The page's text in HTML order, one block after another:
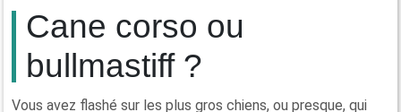
Cane corso ou
bullmastiff ?
Vous avez flashé sur les plus gros chiens, ou presque, qui